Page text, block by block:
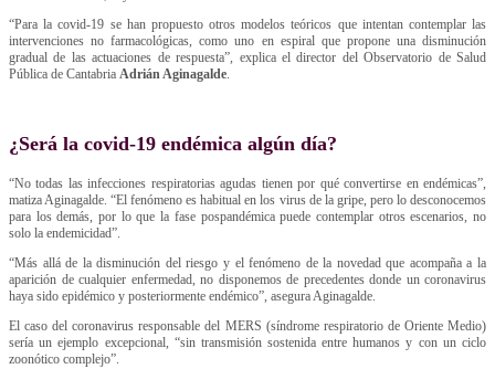
“Para la covid-19 se han propuesto otros modelos teóricos que intentan contemplar las
intervenciones no farmacológicas, como uno en espiral que propone una disminución
gradual de las actuaciones de respuesta”, explica el director del Observatorio de Salud
Pública de Cantabria Adrián Aginagalde.
¿Será la covid-19 endémica algún día?
“No todas las infecciones respiratorias agudas tienen por qué convertirse en endémicas”,
matiza Aginagalde. “El fenómeno es habitual en los virus de la gripe, pero lo desconocemos
para los demás, por lo que la fase pospandémica puede contemplar otros escenarios, no
solo la endemicidad”.
“Más allá de la disminución del riesgo y el fenómeno de la novedad que acompaña a la
aparición de cualquier enfermedad, no disponemos de precedentes donde un coronavirus
haya sido epidémico y posteriormente endémico”, asegura Aginagalde.
El caso del coronavirus responsable del MERS (síndrome respiratorio de Oriente Medio)
sería un ejemplo excepcional, “sin transmisión sostenida entre humanos y con un ciclo
zoonótico complejo”.